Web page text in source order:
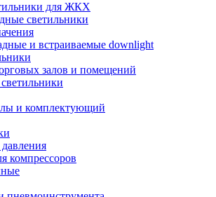
для ЖКХ
светильники
и встраиваемые downlight
залов и помещений
и комплектующий
компрессоров